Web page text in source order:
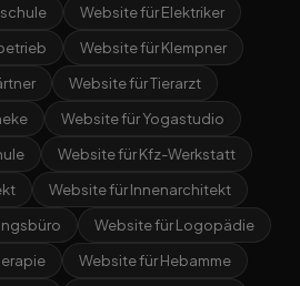
Website für Elektriker
Website für Klempner
Website für Tierarzt
Website für Yogastudio
Website für Kfz-Werkstatt
Website für Innenarchitekt
Website für Logopädie
Website für Hebamme